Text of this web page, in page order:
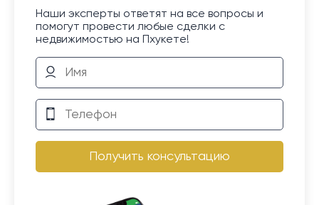
Наши эксперты ответят на все вопросы и
помогут провести любые сделки с
недвижимостью на Пхукете!
Получить консультацию